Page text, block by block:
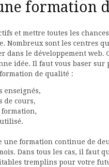
formation
et mettre toutes les
Nombreux sont les centres
dans le développement web.
idée. Il faut vous baser
de qualité :
enseignés,
de cours,
formation,
une formation continue de
Dans tous les cas, il faut
tremplins pour votre